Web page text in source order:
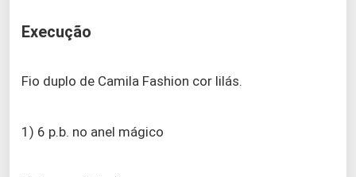
Execução
Fio duplo de Camila Fashion cor lilás.
1) 6 p.b. no anel mágico